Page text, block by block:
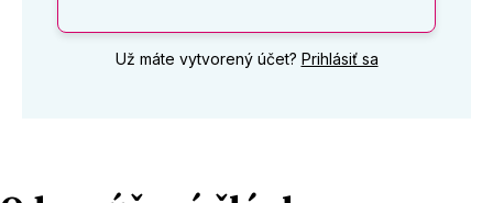
Už máte vytvorený účet? Prihlásiť sa